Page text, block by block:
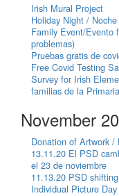
Irish Mural Project
Holiday Night /
Family Event/Evento
problemas)
Pruebas gratis de
Free Covid Testing
Survey for Irish
familias de la
November
Donation of Artwork /
13.11.20 El PSD
el 23 de noviembre
11.13.20 PSD
Individual Picture